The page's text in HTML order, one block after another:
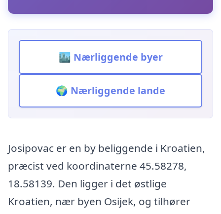
🏙️ Nærliggende byer
🌍 Nærliggende lande
Josipovac er en by beliggende i Kroatien,
præcist ved koordinaterne 45.58278,
18.58139. Den ligger i det østlige
Kroatien, nær byen Osijek, og tilhører